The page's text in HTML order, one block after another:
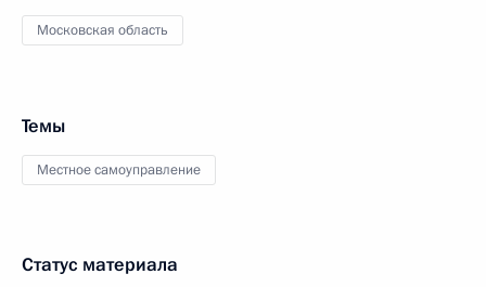
Московская область
Темы
Местное самоуправление
Статус материала